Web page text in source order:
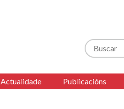
Buscar
Actualidade Publicacións